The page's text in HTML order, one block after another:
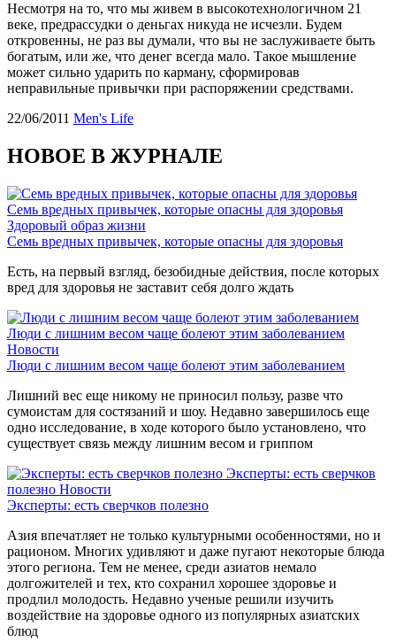
Несмотря на то, что мы живем в высокотехнологичном 21
веке, предрассудки о деньгах никуда не исчезли. Будем
откровенны, не раз вы думали, что вы не заслуживаете быть
богатым, или же, что денег всегда мало. Такое мышление
может сильно ударить по карману, сформировав
неправильные привычки при распоряжении средствами.
22/06/2011 Men's Life
НОВОЕ В ЖУРНАЛЕ
Семь вредных привычек, которые опасны для здоровья
Здоровый образ жизни
Семь вредных привычек, которые опасны для здоровья
Есть, на первый взгляд, безобидные действия, после которых
вред для здоровья не заставит себя долго ждать
Люди с лишним весом чаще болеют этим заболеванием
Новости
Люди с лишним весом чаще болеют этим заболеванием
Лишний вес еще никому не приносил пользу, разве что
сумоистам для состязаний и шоу. Недавно завершилось еще
одно исследование, в ходе которого было установлено, что
существует связь между лишним весом и гриппом
Эксперты: есть сверчков
полезно Новости
Эксперты: есть сверчков полезно
Азия впечатляет не только культурными особенностями, но и
рационом. Многих удивляют и даже пугают некоторые блюда
этого региона. Тем не менее, среди азиатов немало
долгожителей и тех, кто сохранил хорошее здоровье и
продлил молодость. Недавно ученые решили изучить
воздействие на здоровье одного из популярных азиатских
блюд